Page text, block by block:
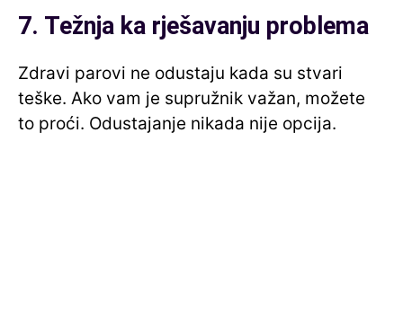
7. Težnja ka rješavanju problema
Zdravi parovi ne odustaju kada su stvari
teške. Ako vam je supružnik važan, možete
to proći. Odustajanje nikada nije opcija.